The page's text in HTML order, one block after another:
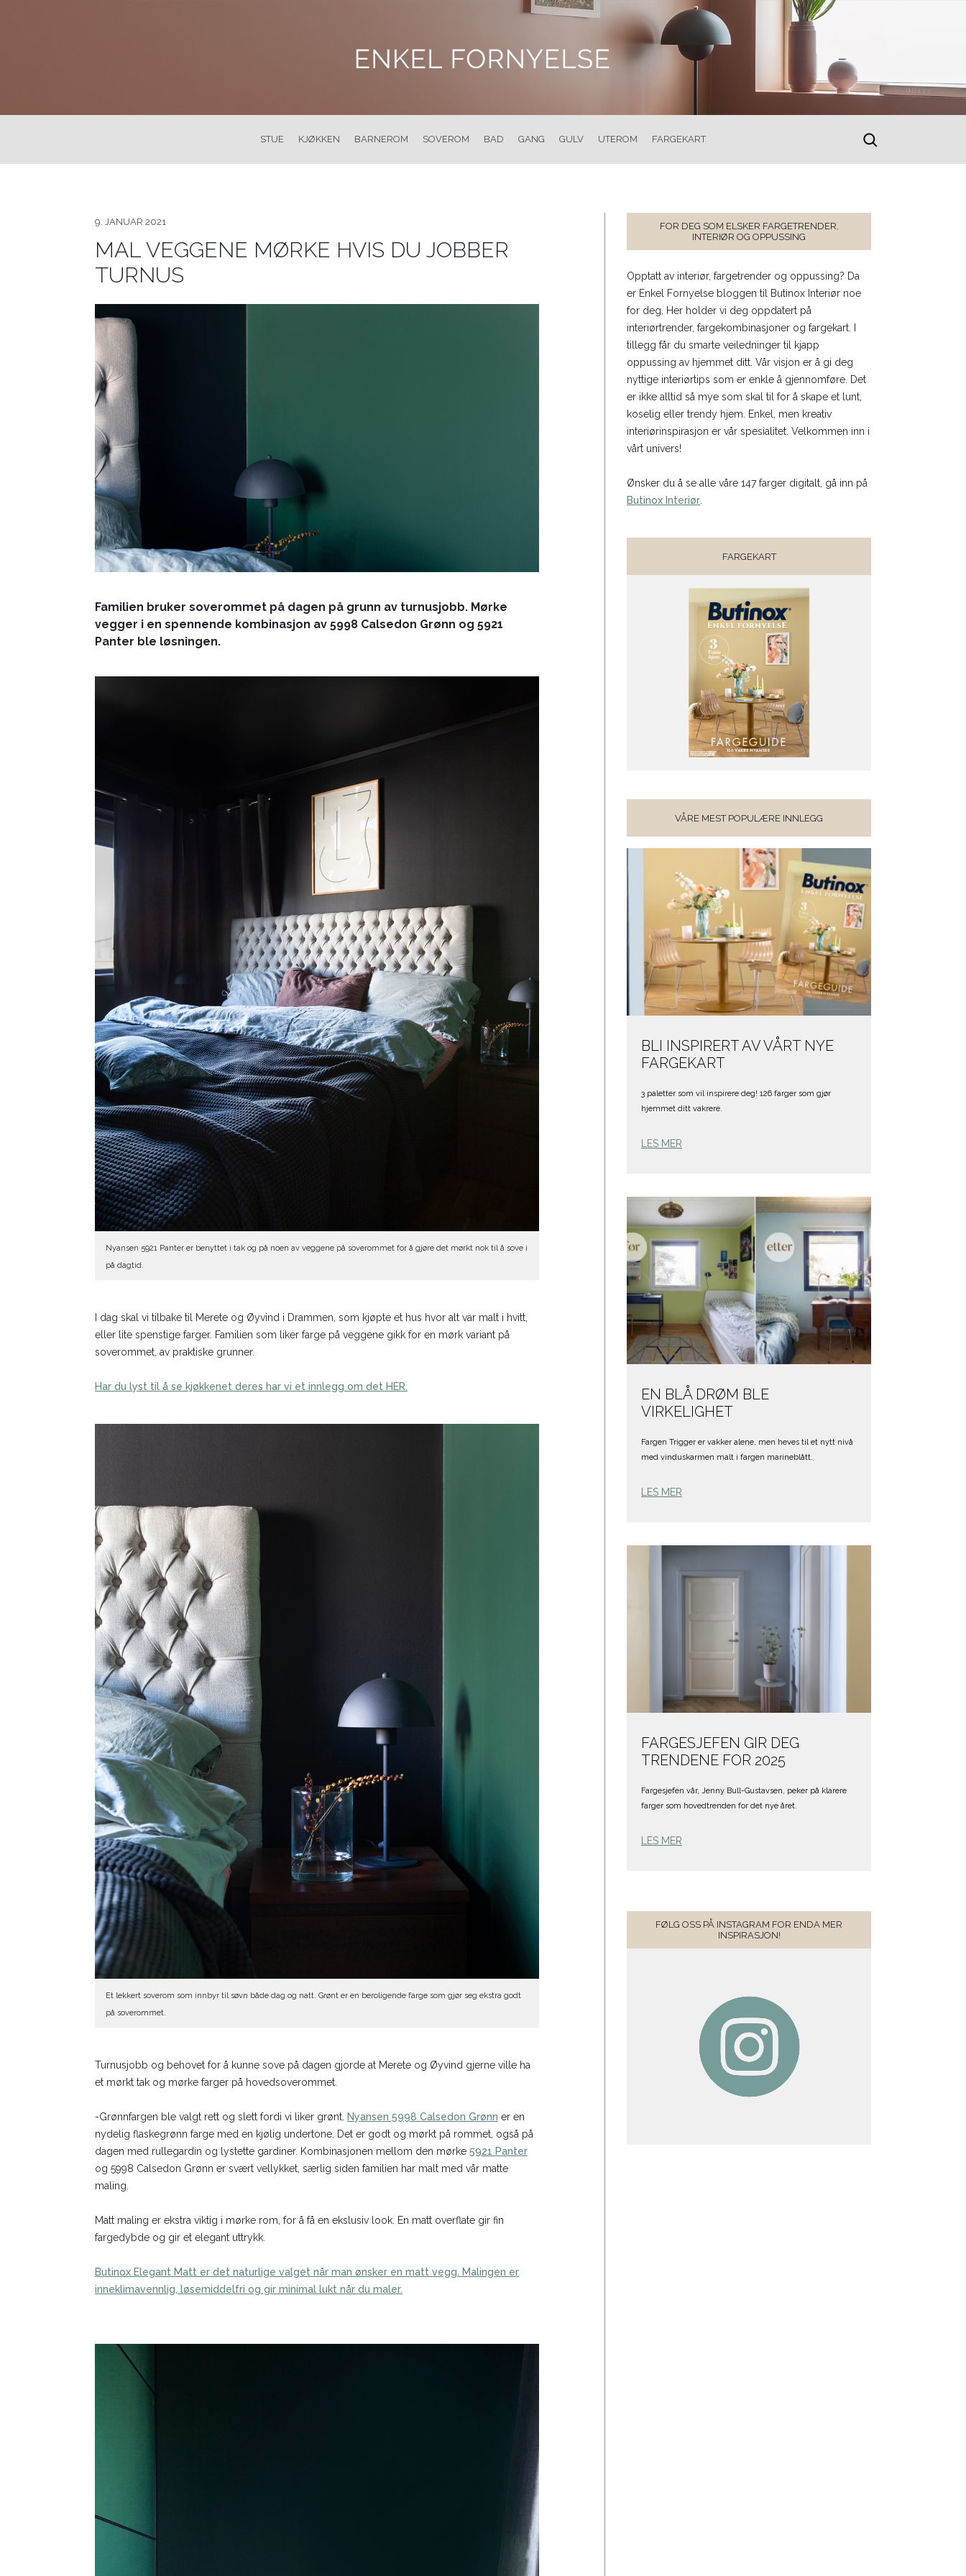
STUE KJØKKEN BARNEROM SOVEROM BAD GANG GULV UTEROM FARGEKART
9. JANUAR 2021
MAL VEGGENE MØRKE HVIS DU JOBBER
TURNUS
Familien bruker soverommet på dagen på grunn av turnusjobb. Mørke
vegger i en spennende kombinasjon av 5998 Calsedon Grønn og 5921
Panter ble løsningen.
Nyansen 5921 Panter er benyttet i tak og på noen av veggene på soverommet for å gjøre det mørkt nok til å sove i
på dagtid.
I dag skal vi tilbake til Merete og Øyvind i Drammen, som kjøpte et hus hvor alt var malt i hvitt,
eller lite spenstige farger. Familien som liker farge på veggene gikk for en mørk variant på
soverommet, av praktiske grunner.
Har du lyst til å se kjøkkenet deres har vi et innlegg om det HER.
Et lekkert soverom som innbyr til søvn både dag og natt. Grønt er en beroligende farge som gjør seg ekstra godt
på soverommet.
Turnusjobb og behovet for å kunne sove på dagen gjorde at Merete og Øyvind gjerne ville ha
et mørkt tak og mørke farger på hovedsoverommet.
-Grønnfargen ble valgt rett og slett fordi vi liker grønt. Nyansen 5998 Calsedon Grønn er en
nydelig flaskegrønn farge med en kjølig undertone. Det er godt og mørkt på rommet, også på
dagen med rullegardin og lystette gardiner. Kombinasjonen mellom den mørke 5921 Panter
og 5998 Calsedon Grønn er svært vellykket, særlig siden familien har malt med vår matte
maling.
Matt maling er ekstra viktig i mørke rom, for å få en ekslusiv look. En matt overflate gir fin
fargedybde og gir et elegant uttrykk.
Butinox Elegant Matt er det naturlige valget når man ønsker en matt vegg. Malingen er
inneklimavennlig, løsemiddelfri og gir minimal lukt når du maler.
FOR DEG SOM ELSKER FARGETRENDER,
INTERIØR OG OPPUSSING
Opptatt av interiør, fargetrender og oppussing? Da
er Enkel Fornyelse bloggen til Butinox Interiør noe
for deg. Her holder vi deg oppdatert på
interiørtrender, fargekombinasjoner og fargekart. I
tillegg får du smarte veiledninger til kjapp
oppussing av hjemmet ditt. Vår visjon er å gi deg
nyttige interiørtips som er enkle å gjennomføre. Det
er ikke alltid så mye som skal til for å skape et lunt,
koselig eller trendy hjem. Enkel, men kreativ
interiørinspirasjon er vår spesialitet. Velkommen inn i
vårt univers!
Ønsker du å se alle våre 147 farger digitalt, gå inn på
Butinox Interiør
FARGEKART
VÅRE MEST POPULÆRE INNLEGG
BLI INSPIRERT AV VÅRT NYE
FARGEKART
3 paletter som vil inspirere deg! 126 farger som gjør
hjemmet ditt vakrere.
LES MER
EN BLÅ DRØM BLE
VIRKELIGHET
Fargen Trigger er vakker alene, men heves til et nytt nivå
med vinduskarmen malt i fargen marineblått.
LES MER
FARGESJEFEN GIR DEG
TRENDENE FOR 2025
Fargesjefen vår, Jenny Bull-Gustavsen, peker på klarere
farger som hovedtrenden for det nye året.
LES MER
FØLG OSS PÅ INSTAGRAM FOR ENDA MER
INSPIRASJON!